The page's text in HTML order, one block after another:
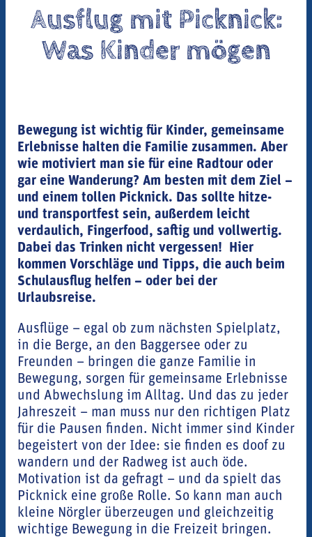
Ausflug mit Picknick:
Was Kinder mögen
Bewegung ist wichtig für Kinder, gemeinsame
Erlebnisse halten die Familie zusammen. Aber
wie motiviert man sie für eine Radtour oder
gar eine Wanderung? Am besten mit dem Ziel –
und einem tollen Picknick. Das sollte hitze-
und transportfest sein, außerdem leicht
verdaulich, Fingerfood, saftig und vollwertig.
Dabei das Trinken nicht vergessen! Hier
kommen Vorschläge und Tipps, die auch beim
Schulausflug helfen – oder bei der
Urlaubsreise.
Ausflüge – egal ob zum nächsten Spielplatz,
in die Berge, an den Baggersee oder zu
Freunden – bringen die ganze Familie in
Bewegung, sorgen für gemeinsame Erlebnisse
und Abwechslung im Alltag. Und das zu jeder
Jahreszeit – man muss nur den richtigen Platz
für die Pausen finden. Nicht immer sind Kinder
begeistert von der Idee: sie finden es doof zu
wandern und der Radweg ist auch öde.
Motivation ist da gefragt – und da spielt das
Picknick eine große Rolle. So kann man auch
kleine Nörgler überzeugen und gleichzeitig
wichtige Bewegung in die Freizeit bringen.